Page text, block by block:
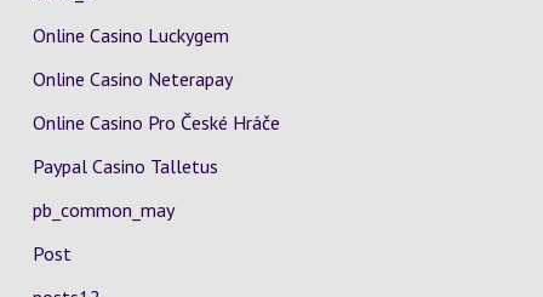
Online Casino Luckygem
Online Casino Neterapay
Online Casino Pro České Hráče
Paypal Casino Talletus
pb_common_may
Post